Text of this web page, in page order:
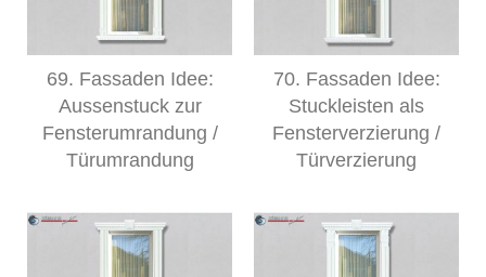
69. Fassaden Idee:
Aussenstuck zur
Fensterumrandung /
Türumrandung
70. Fassaden Idee:
Stuckleisten als
Fensterverzierung /
Türverzierung